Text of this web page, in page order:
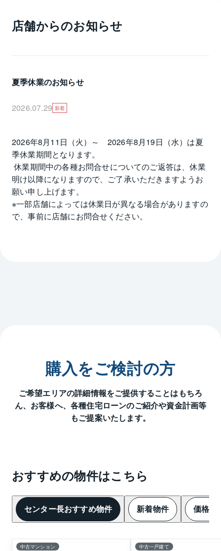
店舗からのお知らせ
夏季休業のお知らせ
2026.07.29 新着
2026年8月11日（火）～　2026年8月19日（水）は夏
季休業期間となります。
休業期間中の各種お問合せについてのご返答は、休業
明け以降になりますので、ご了承いただきますようお
願い申し上げます。
※一部店舗によっては休業日が異なる場合がありますの
で、事前に店舗にお問合せください。
購入をご検討の方
ご希望エリアの詳細情報をご提供することはもちろ
ん、 お客様へ、各種住宅ローンのご紹介や資金計画等
もご提案いたします。
おすすめの物件はこちら
センター長おすすめ物件 新着物件 価格変
中古マンション 中古一戸建て